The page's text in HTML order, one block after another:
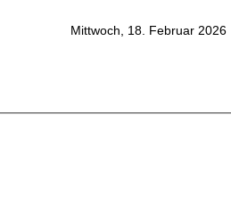
Mittwoch, 18. Februar 2026